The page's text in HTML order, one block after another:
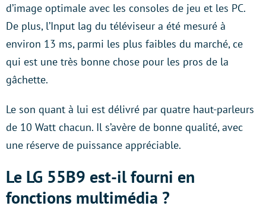
d’image optimale avec les consoles de jeu et les PC.
De plus, l’Input lag du téléviseur a été mesuré à
environ 13 ms, parmi les plus faibles du marché, ce
qui est une très bonne chose pour les pros de la
gâchette.
Le son quant à lui est délivré par quatre haut-parleurs
de 10 Watt chacun. Il s’avère de bonne qualité, avec
une réserve de puissance appréciable.
Le LG 55B9 est-il fourni en
fonctions multimédia ?